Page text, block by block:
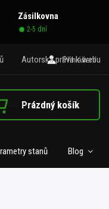
Zásilkovna
2-5 dní
Autorská práva k webu
Přihlášení
košíkPrázdný košík
stanů Blog